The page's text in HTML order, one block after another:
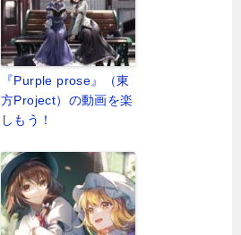
『Purple prose』（東
方Project）の動画を楽
しもう！